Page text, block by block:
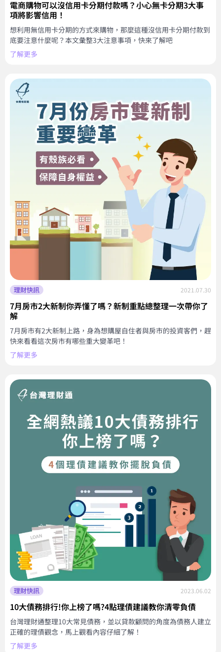
電商購物可以沒信用卡分期付款嗎？小心無卡分期3大事
項將影響信用！
想利用無信用卡分期的方式來購物，那麼這種沒信用卡分期付款到
底要注意什麼呢？本文彙整3大注意事項，快來了解吧
了解更多
理財快訊 2021.07.30
7月房市2大新制你弄懂了嗎？新制重點總整理一次帶你了
解
7月房市有2大新制上路，身為想購屋自住者與房市的投資客們，趕
快來看看這次房市有哪些重大變革吧！
了解更多
理財快訊 2023.06.02
10大債務排行!你上榜了嗎?4點理債建議教你清零負債
台灣理財通整理10大常見債務，並以貸款顧問的角度為債務人建立
正確的理債觀念，馬上觀看內容仔細了解！
了解更多